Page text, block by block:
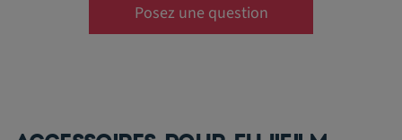
Posez une question